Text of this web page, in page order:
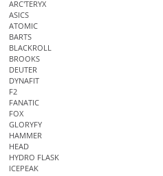
ARC'TERYX
ASICS
ATOMIC
BARTS
BLACKROLL
BROOKS
DEUTER
DYNAFIT
F2
FANATIC
FOX
GLORYFY
HAMMER
HEAD
HYDRO FLASK
ICEPEAK